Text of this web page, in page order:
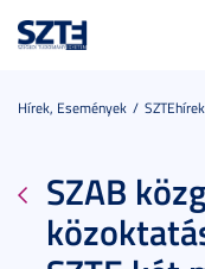
Hírek, Események SZTEhírek
SZAB